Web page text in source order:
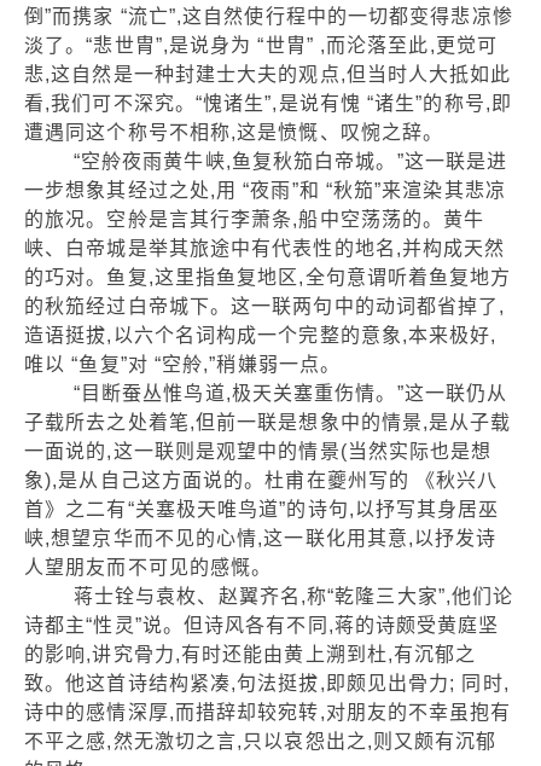
倒”而携家 “流亡”,这自然使行程中的一切都变得悲凉惨
淡了。“悲世胄”,是说身为 “世胄” ,而沦落至此,更觉可
悲,这自然是一种封建士大夫的观点,但当时人大抵如此
看,我们可不深究。“愧诸生”,是说有愧 “诸生”的称号,即
遭遇同这个称号不相称,这是愤慨、叹惋之辞。
“空舲夜雨黄牛峡,鱼复秋笳白帝城。”这一联是进
一步想象其经过之处,用 “夜雨”和 “秋笳”来渲染其悲凉
的旅况。空舲是言其行李萧条,船中空荡荡的。黄牛
峡、白帝城是举其旅途中有代表性的地名,并构成天然
的巧对。鱼复,这里指鱼复地区,全句意谓听着鱼复地方
的秋笳经过白帝城下。这一联两句中的动词都省掉了,
造语挺拔,以六个名词构成一个完整的意象,本来极好,
唯以 “鱼复”对 “空舲,”稍嫌弱一点。
“目断蚕丛惟鸟道,极天关塞重伤情。”这一联仍从
子载所去之处着笔,但前一联是想象中的情景,是从子载
一面说的,这一联则是观望中的情景(当然实际也是想
象),是从自己这方面说的。杜甫在夔州写的 《秋兴八
首》之二有“关塞极天唯鸟道”的诗句,以抒写其身居巫
峡,想望京华而不见的心情,这一联化用其意,以抒发诗
人望朋友而不可见的感慨。
蒋士铨与袁枚、赵翼齐名,称“乾隆三大家”,他们论
诗都主“性灵”说。但诗风各有不同,蒋的诗颇受黄庭坚
的影响,讲究骨力,有时还能由黄上溯到杜,有沉郁之
致。他这首诗结构紧凑,句法挺拔,即颇见出骨力; 同时,
诗中的感情深厚,而措辞却较宛转,对朋友的不幸虽抱有
不平之感,然无激切之言,只以哀怨出之,则又颇有沉郁